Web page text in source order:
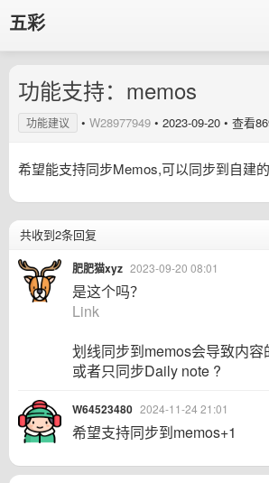
五彩
功能支持：memos
功能建议 • W28977949 • 2023-09-20 • 查看
希望能支持同步Memos,可以同步到自建
共收到2条回复
肥肥猫xyz 2023-09-20 08:01
是这个吗？
Link
划线同步到memos会导致内容
或者只同步Daily note ?
W64523480 2024-11-24 21:01
希望支持同步到memos+1